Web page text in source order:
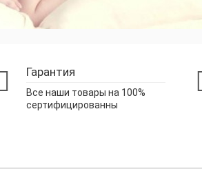
Гарантия
Все наши товары на 100%
сертифицированны